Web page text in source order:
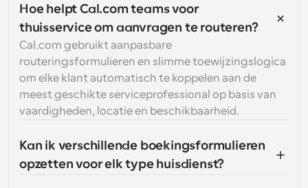
Hoe helpt Cal.com teams voor
thuisservice om aanvragen te routeren?
Cal.com gebruikt aanpasbare
routeringsformulieren en slimme toewijzingslogica
om elke klant automatisch te koppelen aan de
meest geschikte serviceprofessional op basis van
vaardigheden, locatie en beschikbaarheid.
Kan ik verschillende boekingsformulieren
opzetten voor elk type huisdienst?